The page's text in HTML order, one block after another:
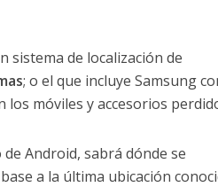
sistema de localización de
; o el que incluye Samsung
móviles y accesorios
Android, sabrá dónde se
a la última ubicación